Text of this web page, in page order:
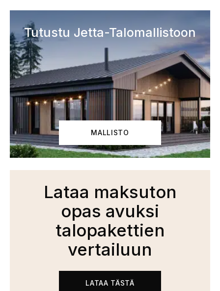
Tutustu Jetta-Talomallistoon
MALLISTO
Lataa maksuton
opas avuksi
talopakettien
vertailuun
LATAA TÄSTÄ